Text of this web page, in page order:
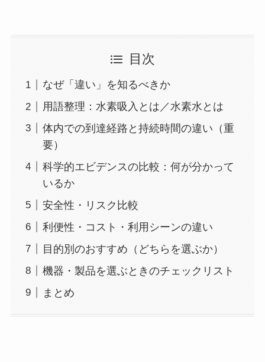
目次
なぜ「違い」を知るべきか
用語整理：水素吸入とは／水素水とは
体内での到達経路と持続時間の違い（重
要）
科学的エビデンスの比較：何が分かって
いるか
安全性・リスク比較
利便性・コスト・利用シーンの違い
目的別のおすすめ（どちらを選ぶか）
機器・製品を選ぶときのチェックリスト
まとめ